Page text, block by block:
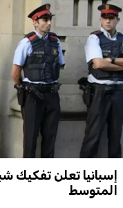
إسبانيا تعلن تفكيك
المتوسط